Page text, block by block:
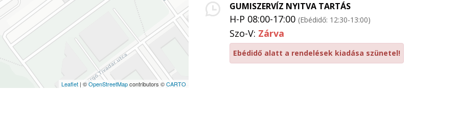
Leaflet | ©OpenStreetMapcontributors ©CARTO
GUMISZERVÍZ NYITVA TARTÁS
H-P 08:00-17:00 (Ebédidő: 12:30-13:00)
Szo-V: Zárva
Ebédidő alatt a rendelések kiadása szünetel!